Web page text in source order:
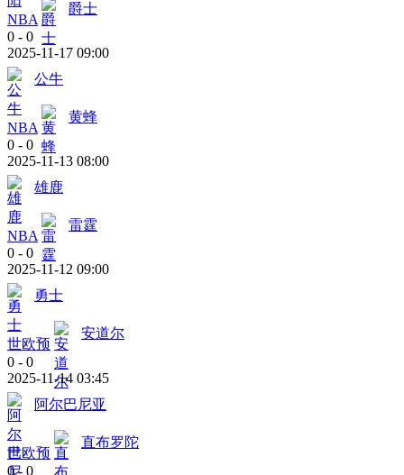
NBA
爵士
0 - 0
2025-11-17 09:00
公牛
NBA
黄蜂
0 - 0
2025-11-13 08:00
雄鹿
NBA
雷霆
0 - 0
2025-11-12 09:00
勇士
世欧预
安道尔
0 - 0
2025-11-14 03:45
阿尔巴尼亚
世欧预
直布罗陀
0 - 0